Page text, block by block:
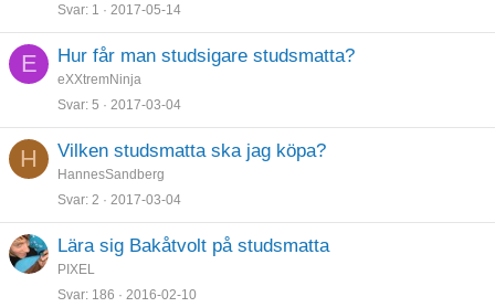
Svar 1 2017-05-14
E Hur får man studsigare studsmatta?
eXXtremNinja
Svar 5 2017-03-04
H Vilken studsmatta ska jag köpa?
HannesSandberg
Svar 2 2017-03-04
Lära sig Bakåtvolt på studsmatta
PIXEL
Svar 186 2016-02-10